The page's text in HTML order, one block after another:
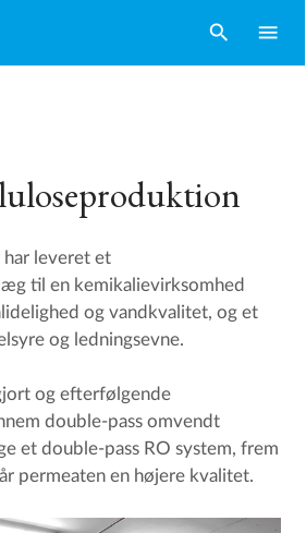
search menu
leveret et
til en kemikalievirksomhed
og vandkvalitet, og et
og ledningsevne.
og efterfølgende
double-pass omvendt
et double-pass RO system, frem
permeaten en højere kvalitet.